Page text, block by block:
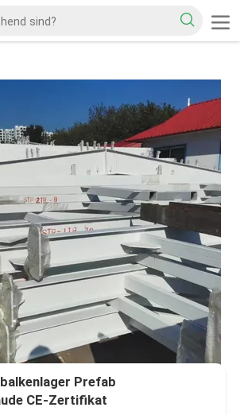
Prefab
CE-Zertifikat